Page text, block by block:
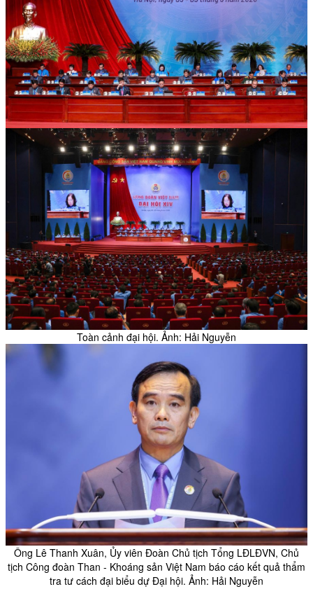
Toàn cảnh đại hội. Ảnh: Hải Nguyễn
Ông Lê Thanh Xuân, Ủy viên Đoàn Chủ tịch Tổng LĐLĐVN, Chủ
tịch Công đoàn Than - Khoáng sản Việt Nam báo cáo kết quả thẩm
tra tư cách đại biểu dự Đại hội. Ảnh: Hải Nguyễn